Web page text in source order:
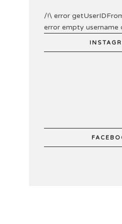
/!\ error
error empty username